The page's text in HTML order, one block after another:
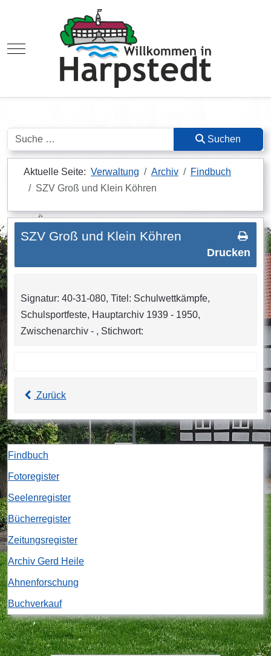
Mobile Menu Toggle
Suchen Suchen
Aktuelle Seite: Verwaltung Archiv
Findbuch
SZV Groß und Klein Köhren
Drucken
SZV Groß und Klein Köhren
Signatur: 40-31-080, Titel: Schulwettkämpfe,
Schulsportfeste, Hauptarchiv 1939 - 1950,
Zwischenarchiv - , Stichwort:
Zurück
Findbuch
Fotoregister
Seelenregister
Bücherregister
Zeitungsregister
Archiv Gerd Heile
Ahnenforschung
Buchverkauf